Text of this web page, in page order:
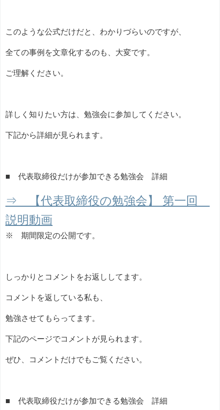
このような公式だけだと、わかりづらいのですが、
全ての事例を文章化するのも、大変です。
ご理解ください。
詳しく知りたい方は、勉強会に参加してください。
下記から詳細が見られます。
■ 代表取締役だけが参加できる勉強会 詳細
⇒ 【代表取締役の勉強会】 第一回
説明動画
※ 期間限定の公開です。
しっかりとコメントをお返ししてます。
コメントを返している私も、
勉強させてもらってます。
下記のページでコメントが見られます。
ぜひ、コメントだけでもご覧ください。
■ 代表取締役だけが参加できる勉強会 詳細